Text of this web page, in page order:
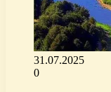
31.07.2025
0